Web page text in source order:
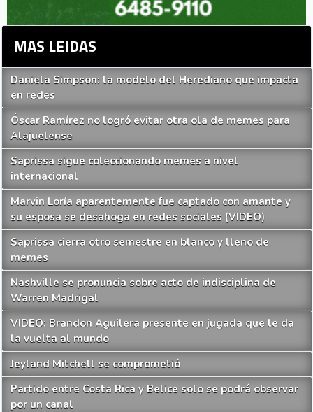
MAS LEIDAS
Daniela Simpson: la modelo del Herediano que impacta
en redes
Óscar Ramírez no logró evitar otra ola de memes para
Alajuelense
Saprissa sigue coleccionando memes a nivel
internacional
Marvin Loría aparentemente fue captado con amante y
su esposa se desahoga en redes sociales (VIDEO)
Saprissa cierra otro semestre en blanco y lleno de
memes
Nashville se pronuncia sobre acto de indisciplina de
Warren Madrigal
VIDEO: Brandon Aguilera presente en jugada que le da
la vuelta al mundo
Jeyland Mitchell se comprometió
Partido entre Costa Rica y Belice solo se podrá observar
por un canal